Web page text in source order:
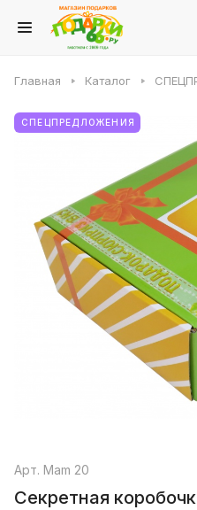
Главная Каталог
СПЕЦПРЕДЛОЖЕНИЯ
Арт. Mam 20
Секретная